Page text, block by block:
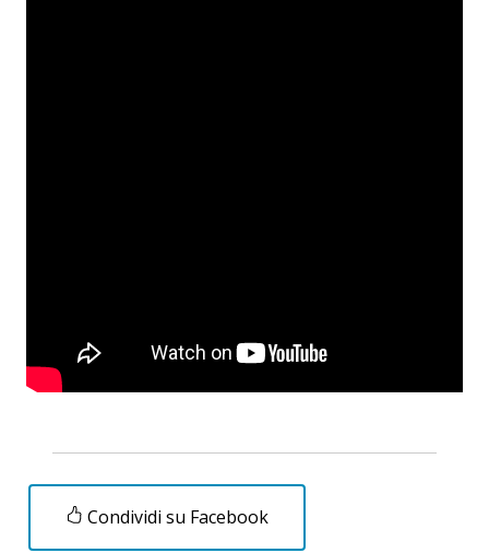
Condividi su Facebook